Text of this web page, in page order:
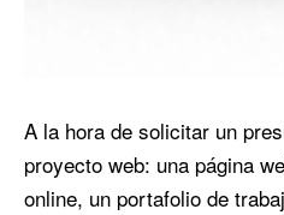
A la hora de solicitar un
proyecto web: una página
online, un portafolio de